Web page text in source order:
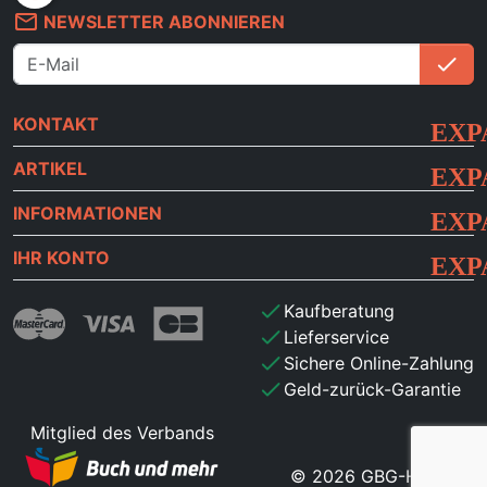
mail_outline NEWSLETTER ABONNIEREN
check
KONTAKT
ARTIKEL
INFORMATIONEN
IHR KONTO
check Kaufberatung
check Lieferservice
check Sichere Online-Zahlung
check Geld-zurück-Garantie
Mitglied des Verbands
© 2026 GBG-HdB